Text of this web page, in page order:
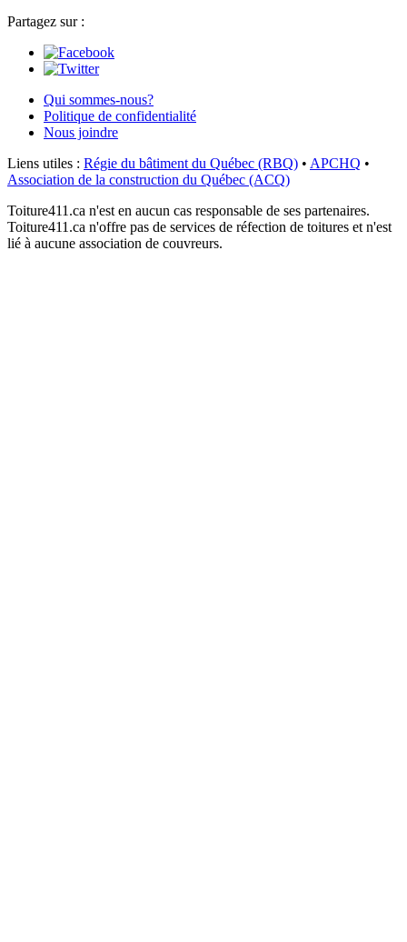
Partagez sur :
Qui sommes-nous?
Politique de confidentialité
Nous joindre
Liens utiles : Régie du bâtiment du Québec (RBQ) • APCHQ •
Association de la construction du Québec (ACQ)
Toiture411.ca n'est en aucun cas responsable de ses partenaires.
Toiture411.ca n'offre pas de services de réfection de toitures et n'est
lié à aucune association de couvreurs.